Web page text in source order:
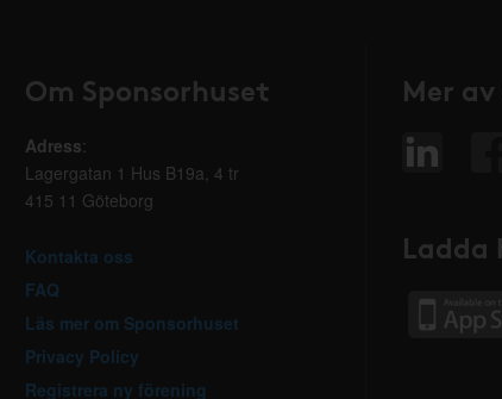
Om Sponsorhuset
Adress:
Lagergatan 1 Hus B19a, 4 tr
415 11 Göteborg
Kontakta oss
FAQ
Läs mer om Sponsorhuset
Privacy Policy
Registrera ny förening
Mer
Ladda